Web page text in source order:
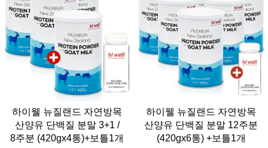
하이웰 뉴질랜드 자연방목
산양유 단백질 분말 3+1 /
8주분 (420gx4통)+보틀1개
하이웰 뉴질랜드 자연방목
산양유 단백질 분말 12주분
(420gx6통) +보틀1개